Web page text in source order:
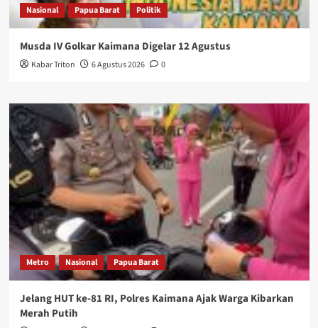
Nasional Papua Barat Politik
Musda IV Golkar Kaimana Digelar 12 Agustus
Kabar Triton 6 Agustus 2026 0
Metro Nasional Papua Barat
Jelang HUT ke-81 RI, Polres Kaimana Ajak Warga Kibarkan
Merah Putih